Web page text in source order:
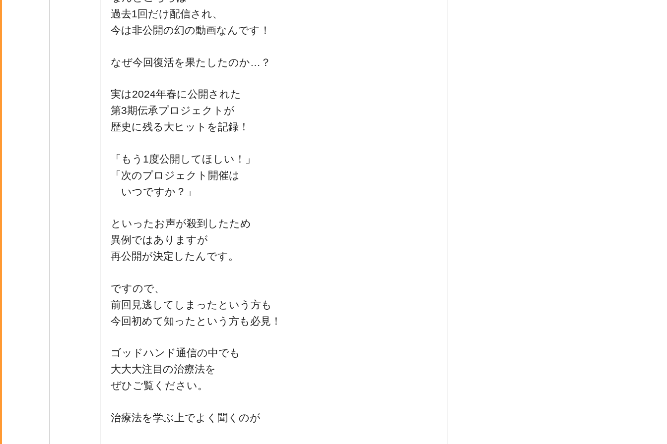
過去1回だけ配信され、
今は非公開の幻の動画なんです！
なぜ今回復活を果たしたのか…？
実は2024年春に公開された
第3期伝承プロジェクトが
歴史に残る大ヒットを記録！
「もう1度公開してほしい！」
「次のプロジェクト開催は
いつですか？」
といったお声が殺到したため
異例ではありますが
再公開が決定したんです。
ですので、
前回見逃してしまったという方も
今回初めて知ったという方も必見！
ゴッドハンド通信の中でも
大大大注目の治療法を
ぜひご覧ください。
治療法を学ぶ上でよく聞くのが